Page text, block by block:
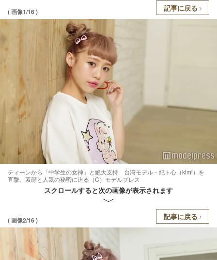
( 画像1/16 ) 記事に戻る
ティーンから「中学生の女神」と絶大支持 台湾モデル・紀ト心（kimi）を
直撃、素顔と人気の秘密に迫る（C）モデルプレス
スクロールすると次の画像が表示されます
( 画像2/16 ) 記事に戻る